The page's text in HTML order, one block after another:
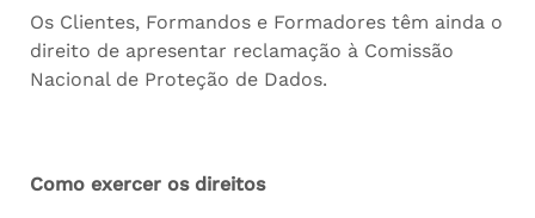
Os Clientes, Formandos e Formadores têm ainda o
direito de apresentar reclamação à Comissão
Nacional de Proteção de Dados.
Como exercer os direitos